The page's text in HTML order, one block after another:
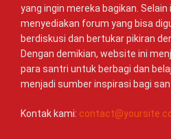
yang ingin mereka bagikan.
menyediakan forum yang bisa
berdiskusi dan bertukar pikiran
Dengan demikian, website ini
para santri untuk berbagi dan
menjadi sumber inspirasi bagi
Kontak kami: